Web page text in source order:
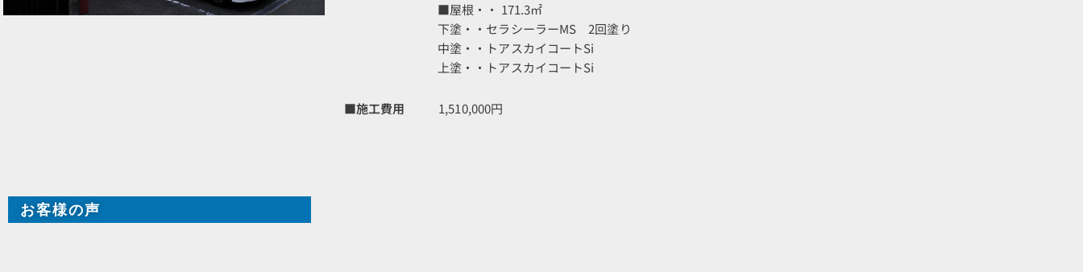
■屋根・・ 171.3㎡
下塗・・セラシーラーMS 2回塗り
中塗・・トアスカイコートSi
上塗・・トアスカイコートSi
■施工費用 1,510,000円
お客様の声